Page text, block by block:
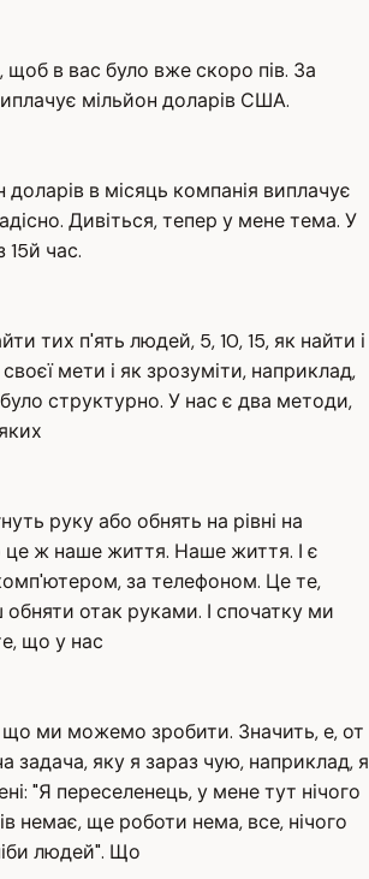
щоб в вас було вже скоро пів. За
мільйон доларів США.
доларів в місяць компанія виплачує
Дивіться, тепер у мене тема. У
15й час.
тих п'ять людей, 5, 10, 15, як найти і
мети і як зрозуміти, наприклад,
структурно. У нас є два методи,
руку або обнять на рівні на
це ж наше життя. Наше життя. І є
за телефоном. Це те,
отак руками. І спочатку ми
що у нас
ми можемо зробити. Значить, е, от
задача, яку я зараз чую, наприклад, я
"Я переселенець, у мене тут нічого
немає, ще роботи нема, все, нічого
людей". Що